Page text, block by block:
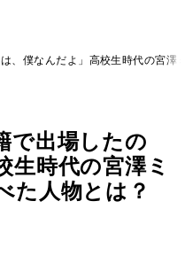
、僕なんだよ」高校生時代の宮
で出場したの
生時代の宮澤ミ
た人物とは？